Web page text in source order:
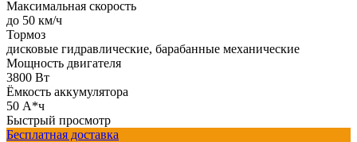
Максимальная скорость
до 50 км/ч
Тормоз
дисковые гидравлические, барабанные механические
Мощность двигателя
3800 Вт
Ёмкость аккумулятора
50 А*ч
Быстрый просмотр
Бесплатная доставка